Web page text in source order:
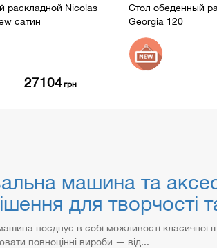
раскладной Nicolas
сатин
27104грн
Стол обеденный
Georgia 120
машина та
для творчості
поєднує в собі можливості класичної
повноцінні вироби — від...